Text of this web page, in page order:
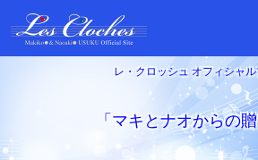
レ・クロッシュ オフィシャ
「マキとナオからの贈